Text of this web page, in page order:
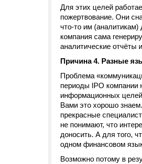
Для этих целей
пожертвование. Они
что-то им
компания сама
аналитические отчёты
Причина 4. Разные
Проблема
периоды IPO компании
информационных
Вами это хорошо
прекрасные
не понимают, что
доносить. А для того,
одном финансовом
Возможно потому в